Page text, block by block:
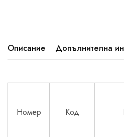
Описание Допълнителна
Номер Код